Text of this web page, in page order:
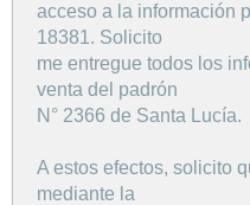
acceso a la información
18381. Solicito
me entregue todos los
venta del padrón
N° 2366 de Santa Lucía.
A estos efectos, solicito
mediante la